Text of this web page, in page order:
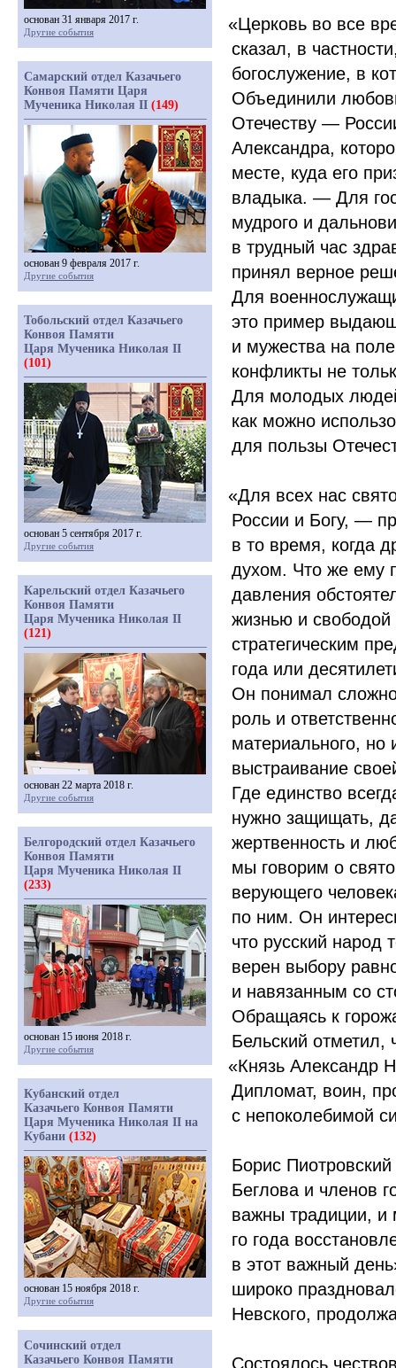
«Церковь во все
сказал, в
богослужение, в
Объединили
Отечеству —
Александра,
месте, куда его
владыка. — Для
мудрого и
в трудный час
принял верное
Для
это пример
и мужества на
конфликты не
Для молодых
как можно
для пользы
«Для всех нас
России и Богу, —
в то время, когда
духом. Что же ему
давления
жизнью и
стратегическим
года или
Он понимал
роль и
материального, но
выстраивание
Где единство
нужно защищать,
жертвенность и
мы говорим о
верующего
по ним. Он
что русский народ
верен выбору
и навязанным со
Обращаясь к
Бельский отметил,
«Князь Александр
Дипломат, воин,
с непоколебимой
Борис
Беглова и членов
важны традиции, и
го года
в этот важный
широко
Невского,
Состоялось
основан 31 января 2017 г.
Другие события
Самарский отдел Казачьего
Конвоя Памяти Царя
Мученика Николая II (149)
основан 9 февраля 2017 г.
Другие события
Тобольский отдел Казачьего
Конвоя Памяти
Царя Мученика Николая II
(101)
основан 5 сентября 2017 г.
Другие события
Карельский отдел Казачьего
Конвоя Памяти
Царя Мученика Николая II
(121)
основан 22 марта 2018 г.
Другие события
Белгородский отдел Казачьего
Конвоя Памяти
Царя Мученика Николая II
(233)
основан 15 июня 2018 г.
Другие события
Кубанский отдел
Казачьего Конвоя Памяти
Царя Мученика Николая II на
Кубани (132)
основан 15 ноября 2018 г.
Другие события
Сочинский отдел
Казачьего Конвоя Памяти